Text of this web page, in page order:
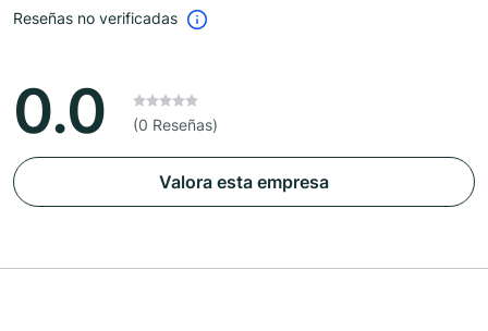
Reseñas no verificadas
0.0 (0 Reseñas)
Valora esta empresa